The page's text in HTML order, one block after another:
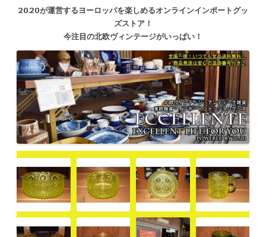
20.20が運営するヨーロッパを楽しめるオンラインインポートグッ
ズストア！
今注目の北欧ヴィンテージがいっぱい！